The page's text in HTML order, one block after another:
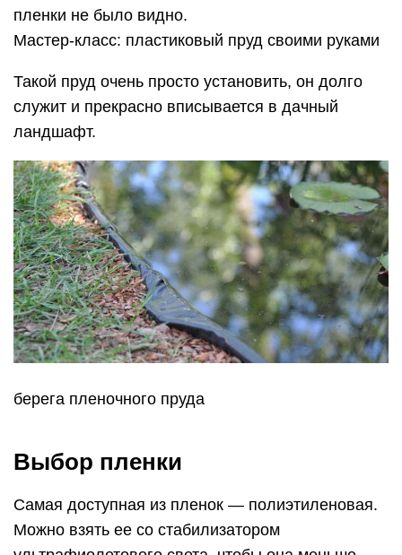
пленки не было видно.
Мастер-класс: пластиковый пруд своими руками
Такой пруд очень просто установить, он долго
служит и прекрасно вписывается в дачный
ландшафт.
берега пленочного пруда
Выбор пленки
Самая доступная из пленок — полиэтиленовая.
Можно взять ее со стабилизатором